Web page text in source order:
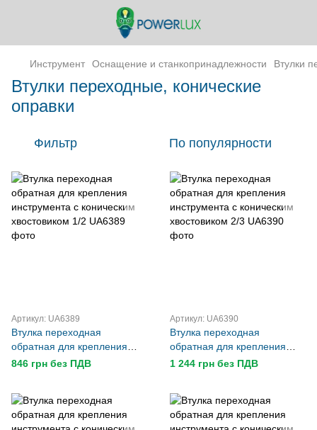
Инструмент Оснащение и станкопринадлежности Втулки
Втулки переходные, конические
оправки
Фильтр По популярности
Артикул: UA6389
Втулка переходная
обратная для крепления
инструмента с коническим
846 грн без ПДВ
Артикул: UA6390
Втулка переходная
обратная для крепления
инструмента с коническим
1 244 грн без ПДВ